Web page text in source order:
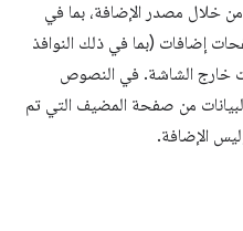
خلال مصدر الإضافة، بما في
إضافات (بما في ذلك النوافذ
خارج الشاشة. في النصوص
من صفحة المضيف التي تم
الإضافة.